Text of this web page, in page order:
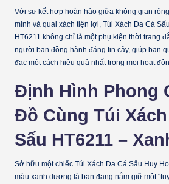
Với sự kết hợp hoàn hảo giữa không gian
minh và quai xách tiện lợi, Túi Xách Da Cá
HT6211 không chỉ là một phụ kiện thời trang
người bạn đồng hành đáng tin cậy, giúp bạn
đạc một cách hiệu quả nhất trong mọi hoạt
Định Hình Phong
Đồ Cùng Túi Xách
Sấu HT6211 –
Sở hữu một chiếc Túi Xách Da Cá Sấu Huy
màu xanh dương là bạn đang nắm giữ một